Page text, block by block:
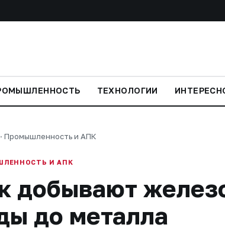
ТЕХНОЛОГИИ
· Промышленность и АПК
И АПК
добывают
до металла